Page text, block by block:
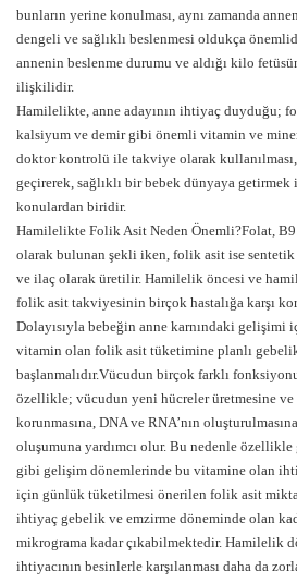
bunların yerine konulması, aynı zamanda
dengeli ve sağlıklı beslenmesi oldukça
annenin beslenme durumu ve aldığı kilo
ilişkilidir.
Hamilelikte, anne adayının ihtiyaç duyduğu;
kalsiyum ve demir gibi önemli vitamin ve
doktor kontrolü ile takviye olarak
geçirerek, sağlıklı bir bebek dünyaya
konulardan biridir.
Hamilelikte Folik Asit Neden Önemli?Folat,
olarak bulunan şekli iken, folik asit ise
ve ilaç olarak üretilir. Hamilelik öncesi ve
folik asit takviyesinin birçok hastalığa karşı
Dolayısıyla bebeğin anne karnındaki
vitamin olan folik asit tüketimine planlı
başlanmalıdır.Vücudun birçok farklı
özellikle; vücudun yeni hücreler üretmesine
korunmasına, DNA ve RNA’nın
oluşumuna yardımcı olur. Bu nedenle
gibi gelişim dönemlerinde bu vitamine olan
için günlük tüketilmesi önerilen folik asit
ihtiyaç gebelik ve emzirme döneminde olan
mikrograma kadar çıkabilmektedir. Hamilelik
ihtiyacının besinlerle karşılanması daha da